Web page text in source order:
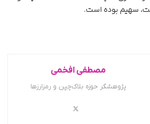
سهیم بوده است.
مصطفی افخمی
پژوهشگر حوزه بلاک‌چین و رمزارزها